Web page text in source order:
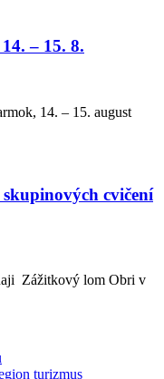
– 15. 8.
14. – 15. august
cvičení
Zážitkový lom Obri v